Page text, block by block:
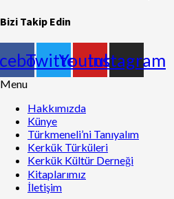
Bizi Takip Edin
TwitterYoutube
Instagram
Menu
Hakkımızda
Künye
Türkmeneli’ni Tanıyalım
Kerkük Türküleri
Kerkük Kültür Derneği
Kitaplarımız
İletişim